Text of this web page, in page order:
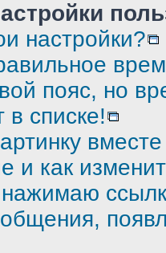
настройки?
пояс, но
в списке!
и как